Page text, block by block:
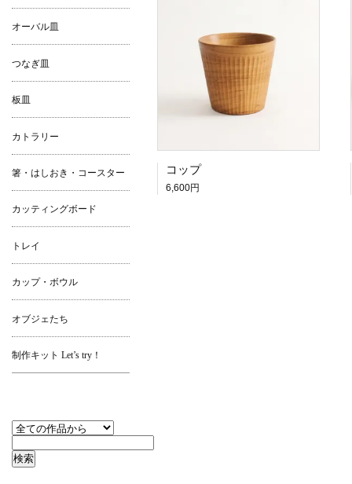
コップ
6,600円
オーバル皿
つなぎ皿
板皿
カトラリー
箸・はしおき・コースター
カッティングボード
トレイ
カップ・ボウル
オブジェたち
制作キット Let’s try！